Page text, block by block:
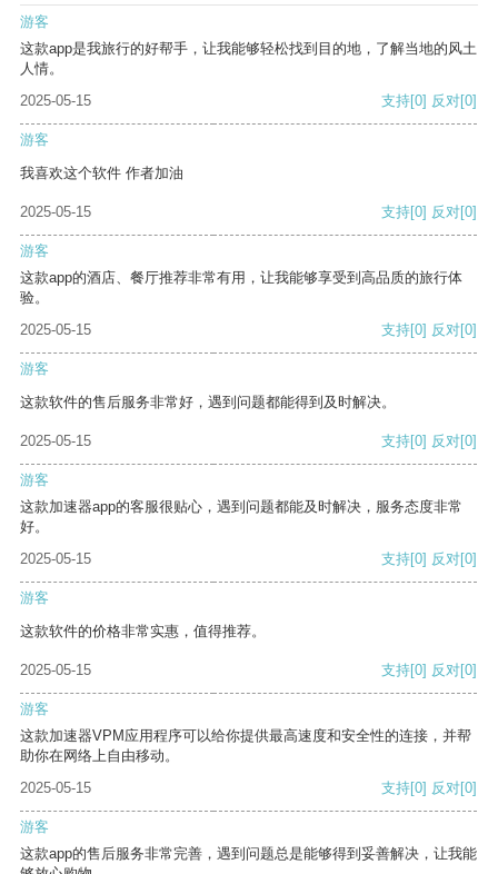
游客
这款app是我旅行的好帮手，让我能够轻松找到目的地，了解当地的风土
人情。
2025-05-15
支持[0] 反对[0]
游客
我喜欢这个软件 作者加油
2025-05-15 支持[0] 反对[0]
游客
这款app的酒店、餐厅推荐非常有用，让我能够享受到高品质的旅行体
验。
2025-05-15
支持[0] 反对[0]
游客
这款软件的售后服务非常好，遇到问题都能得到及时解决。
2025-05-15 支持[0] 反对[0]
游客
这款加速器app的客服很贴心，遇到问题都能及时解决，服务态度非常
好。
2025-05-15
支持[0] 反对[0]
游客
这款软件的价格非常实惠，值得推荐。
2025-05-15 支持[0] 反对[0]
游客
这款加速器VPM应用程序可以给你提供最高速度和安全性的连接，并帮
助你在网络上自由移动。
2025-05-15
支持[0] 反对[0]
游客
这款app的售后服务非常完善，遇到问题总是能够得到妥善解决，让我能